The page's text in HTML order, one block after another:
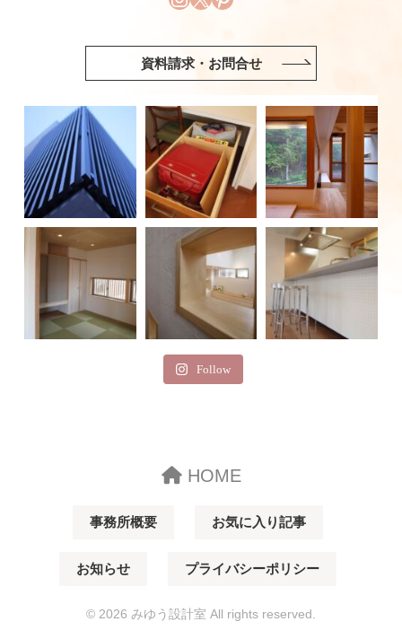
資料請求・お問合せ
Follow
HOME
事務所概要 お気に入り記事
お知らせ プライバシーポリシー
© 2026 みゆう設計室 All rights reserved.